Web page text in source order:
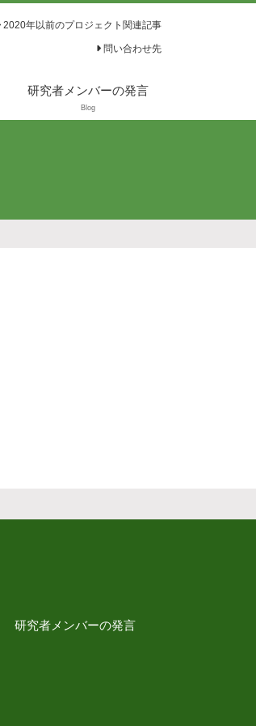
2020年以前のプロジェクト関連記事
問い合わせ先
研究者メンバーの発言
Blog
研究者メンバーの発言